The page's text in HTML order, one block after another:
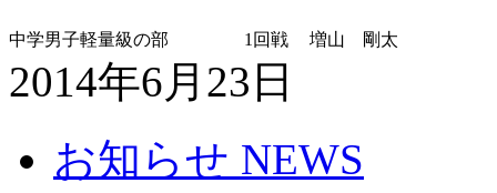
中学男子軽量級の部 1回戦 増山 剛太
2014年6月23日
お知らせ NEWS